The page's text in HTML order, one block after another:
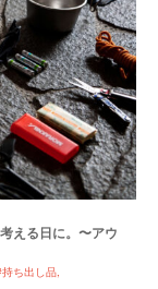
える日に。〜アウ
ち出し品